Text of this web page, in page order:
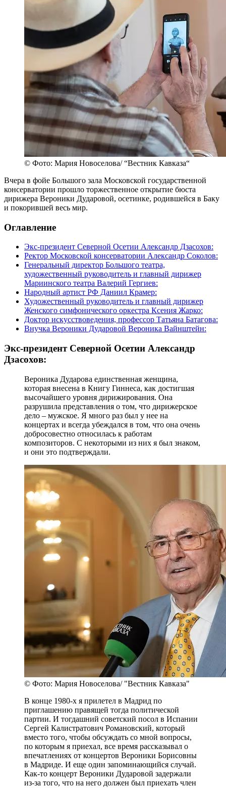
© Фото: Мария Новоселова/ “Вестник Кавказа“
Вчера в фойе Большого зала Московской государственной
консерватории прошло торжественное открытие бюста
дирижера Вероники Дударовой, осетинке, родившейся в Баку
и покорившей весь мир.
Оглавление
Экс-президент Северной Осетии Александр Дзасохов:
Ректор Московской консерватории Александр Соколов:
Генеральный директор Большого театра,
художественный руководитель и главный дирижер
Мариинского театра Валерий Гергиев:
Народный артист РФ Даниил Крамер:
Художественный руководитель и главный дирижер
Женского симфонического оркестра Ксения Жарко:
Доктор искусствоведения, профессор Татьяна Батагова:
Внучка Вероники Дударовой Вероника Вайнштейн:
Экс-президент Северной Осетии Александр
Дзасохов:
Вероника Дударова единственная женщина,
которая внесена в Книгу Гиннеса, как достигшая
высочайшего уровня дирижирования. Она
разрушила представления о том, что дирижерское
дело – мужское. Я много раз был у нее на
концертах и всегда убеждался в том, что она очень
добросовестно относилась к работам
композиторов. С некоторыми из них я был знаком,
и они это подтверждали.
© Фото: Мария Новоселова/ "Вестник Кавказа"
В конце 1980-х я прилетел в Мадрид по
приглашению правящей тогда политической
партии. И тогдашний советский посол в Испании
Сергей Калистратович Романовский, который
вместо того, чтобы обсуждать со мной вопросы,
по которым я приехал, все время рассказывал о
впечатлениях от концертов Вероники Борисовны
в Мадриде. И еще один запоминающийся случай.
Как-то концерт Вероники Дударовой задержали
из-за того, что на него должен был приехать член